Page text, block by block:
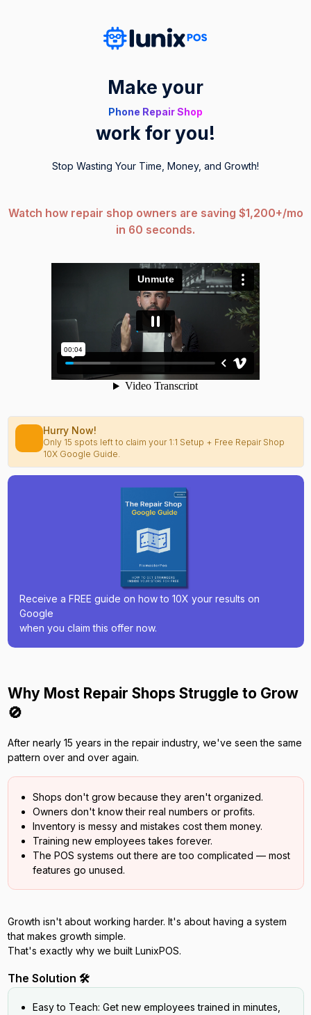
Make your
Phone Repair Shop
work for you!
Stop Wasting Your Time, Money, and Growth!
Watch how repair shop owners are saving $1,200+/mo
in 60 seconds.
Hurry Now!
Only 15 spots left to claim your 1:1 Setup + Free Repair Shop
10X Google Guide.
Receive a FREE guide on how to 10X your results on
Google
when you claim this offer now.
Why Most Repair Shops Struggle to Grow
🚫
After nearly 15 years in the repair industry, we've seen the same
pattern over and over again.
Shops don't grow because they aren't organized.
Owners don't know their real numbers or profits.
Inventory is messy and mistakes cost them money.
Training new employees takes forever.
The POS systems out there are too complicated — most
features go unused.
Growth isn't about working harder. It's about having a system
that makes growth simple.
That's exactly why we built LunixPOS.
The Solution 🛠️
Easy to Teach: Get new employees trained in minutes,